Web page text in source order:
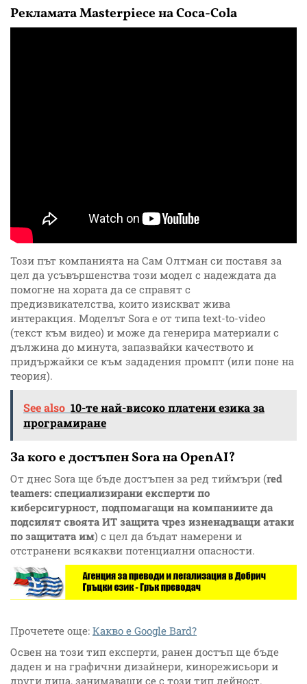
Рекламата Masterpiece на Coca-Cola
Този път компанията на Сам Олтман си поставя за
цел да усъвършенства този модел с надеждата да
помогне на хората да се справят с
предизвикателства, които изискват жива
интеракция. Моделът Sora е от типа text-to-video
(текст към видео) и може да генерира материали с
дължина до минута, запазвайки качеството и
придържайки се към зададения промпт (или поне на
теория).
See also 10-те най-високо платени езика за
програмиране
За кого е достъпен Sora на OpenAI?
От днес Sora ще бъде достъпен за ред тиймъри (red
teamers: специализирани експерти по
киберсигурност, подпомагащи на компаниите да
подсилят своята ИТ защита чрез изненадващи атаки
по защитата им) с цел да бъдат намерени и
отстранени всякакви потенциални опасности.
Прочетете още: Какво е Google Bard?
Освен на този тип експерти, ранен достъп ще бъде
даден и на графични дизайнери, кинорежисьори и
други лица, занимаващи се с този тип дейност.